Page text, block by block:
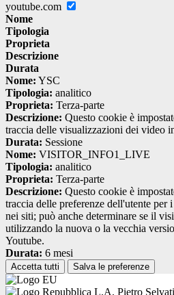
youtube.com
Nome
Tipologia
Proprieta
Descrizione
Durata
Nome: YSC
Tipologia: analitico
Proprieta: Terza-parte
Descrizione: Questo cookie è
traccia delle visualizzazioni dei video
Durata: Sessione
Nome: VISITOR_INFO1_LIVE
Tipologia: analitico
Proprieta: Terza-parte
Descrizione: Questo cookie è
traccia delle preferenze dell'utente
nei siti; può anche determinare se il
utilizzando la nuova o la vecchia
Youtube.
Durata: 6 mesi
Accetta tutti Salva le preferenze
L.A. Pietro